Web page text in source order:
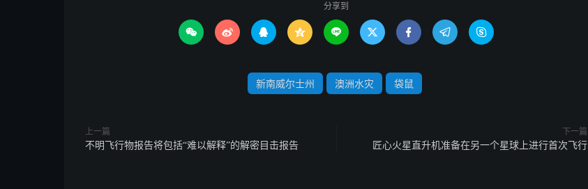
分享到
        
新南威尔士州 澳洲水灾 袋鼠
上一篇
不明飞行物报告将包括“难以解释”的解密目击报告
下一篇
匠心火星直升机准备在另一个星球上进行首次飞行